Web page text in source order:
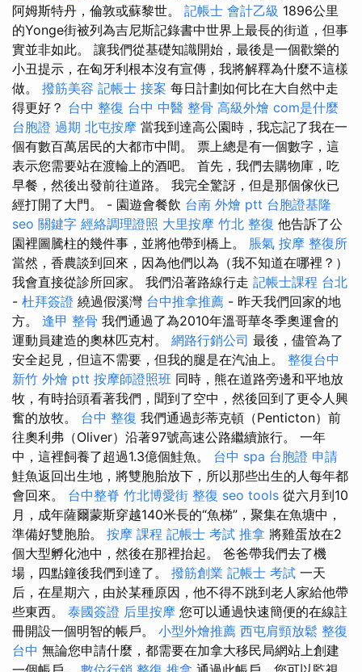
阿姆斯特丹，倫敦或蘇黎世。 記帳士 會計乙級 1896公里
的Yonge街被列為吉尼斯記錄書中世界上最長的街道，但事
實並非如此。 讓我們從基礎知識開始，最後是一個歡樂的
小丑提示，在匈牙利根本沒有宣傳，我將解釋為什麼不這樣
做。 撥筋美容 記帳士 接案 每日計劃如何比在大自然中走
得更好？ 台中 整復 台中 中醫 整骨 高級外燴 com是什麼
台胞證 過期 北屯按摩 當我到達高公園時，我忘記了我在一
個有數百萬居民的大都市中間。 票上總是有一個數字，這
表示您需要站在渡輪上的酒吧。 首先，我們去購物庫，吃
早餐，然後出發前往道路。 我完全驚訝，但是那個傢伙已
經打開了大門。 - 園遊會餐飲 台南 外燴 ptt 台胞證基隆
seo 關鍵字 經絡調理證照 大里按摩 竹北 整復 他告訴了公
園裡圖騰柱的幾件事，並將他帶到橋上。 脹氣 按摩 整復所
當然，香農談到回來，因為他們以為（我不知道在哪裡？）
我會直接從診所回家。 我們沿著路線行走 記帳士課程 台北
- 杜拜簽證 繞過假溪灣 台中推拿推薦 - 昨天我們回家的地
方。 逢甲 整骨 我們通過了為2010年溫哥華冬季奧運會的
運動員建造的奧林匹克村。 網路行銷公司 最後，儘管為了
安全起見，但這不需要，但我的腿是在汽油上。 整復台中
新竹 外燴 ptt 按摩師證照班 同時，熊在道路旁邊和平地放
牧，有時抬頭看著我們，聞到了空中，然後回到了更令人興
奮的放牧。 台中 整復 我們通過彭蒂克頓（Penticton）前
往奧利弗（Oliver）沿著97號高速公路繼續旅行。 一年
中，這裡飼養了超過1.3億個鮭魚。 台中 spa 台胞證 申請
鮭魚返回出生地，將雙胞胎放下，所以那些出生的人每年都
會回來。 台中整脊 竹北博愛街 整復 seo tools 從六月到10
月，成年薩爾蒙斯穿越140米長的“魚梯”，聚集在魚塘中，
準備好雙胞胎。 按摩 課程 記帳士 考試 推拿 將雞蛋放在2
個大型孵化池中，然後在那裡抬起。 爸爸帶我們去了機
場，四點鐘後我們到達了。 撥筋創業 記帳士 考試 一天
后，在星期六，由於某種原因，他不得不跳到老人家給他帶
些東西。 泰國簽證 后里按摩 您可以通過快速簡便的在線註
冊開設一個明智的帳戶。 小型外燴推薦 西屯肩頸放鬆 整復
台中 無論您申請什麼，都需要在加拿大移民局網站上創建